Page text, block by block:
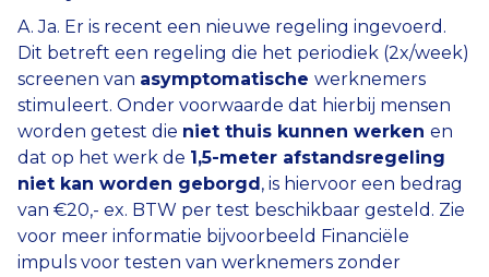
A. Ja. Er is recent een nieuwe regeling ingevoerd.
Dit betreft een regeling die het periodiek (2x/week)
screenen van asymptomatische werknemers
stimuleert. Onder voorwaarde dat hierbij mensen
worden getest die niet thuis kunnen werken en
dat op het werk de 1,5-meter afstandsregeling
niet kan worden geborgd, is hiervoor een bedrag
van €20,- ex. BTW per test beschikbaar gesteld. Zie
voor meer informatie bijvoorbeeld Financiële
impuls voor testen van werknemers zonder